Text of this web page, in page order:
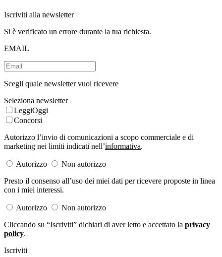
Iscriviti alla newsletter
Si è verificato un errore durante la tua richiesta.
EMAIL
Scegli quale newsletter vuoi ricevere
Seleziona newsletter
LeggiOggi
Concorsi
Autorizzo l’invio di comunicazioni a scopo commerciale e di
marketing nei limiti indicati nell’informativa.
Autorizzo
Non autorizzo
Presto il consenso all’uso dei miei dati per ricevere proposte in linea
con i miei interessi.
Autorizzo
Non autorizzo
Cliccando su “Iscriviti” dichiari di aver letto e accettato la privacy
policy.
Iscriviti